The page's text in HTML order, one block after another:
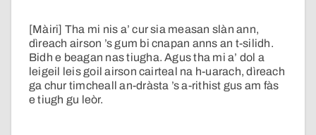
[Màiri] Tha mi nis a’ cur sia measan slàn ann,
dìreach airson ’s gum bi cnapan anns an t-silidh.
Bidh e beagan nas tiugha. Agus tha mi a’ dol a
leigeil leis goil airson cairteal na h-uarach, dìreach
ga chur timcheall an-dràsta ’s a-rithist gus am fàs
e tiugh gu leòr.